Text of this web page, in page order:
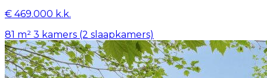
€ 469.000 k.k.
81 m² 3 kamers (2 slaapkamers)